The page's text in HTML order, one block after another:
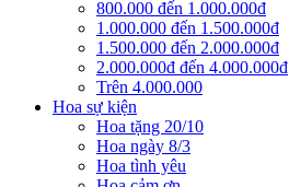
800.000 đến 1.000.000đ
1.000.000 đến 1.500.000đ
1.500.000 đến 2.000.000đ
2.000.000đ đến 4.000.000đ
Trên 4.000.000
Hoa sự kiện
Hoa tặng 20/10
Hoa ngày 8/3
Hoa tình yêu